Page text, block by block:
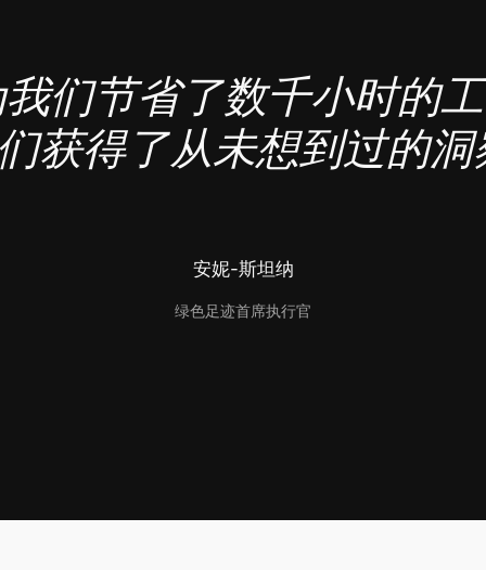
我们节省了数千小时的
获得了从未想到过的
安妮-斯坦纳
绿色足迹首席执行官